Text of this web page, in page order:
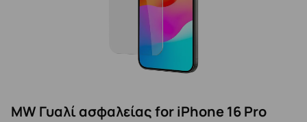
MW Γυαλί ασφαλείας for iPhone 16 Pro